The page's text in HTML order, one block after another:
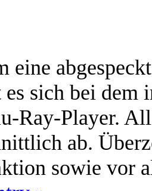
eine
sich bei dem
Ray-Player.
ab.
sowie vor